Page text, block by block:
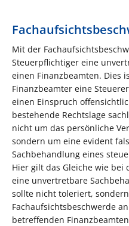
Mit der
Steuerpflichtiger eine
einen Finanzbeamten. Dies
Finanzbeamter eine
einen Einspruch
bestehende Rechtslage
nicht um das persönliche
sondern um eine evident
Sachbehandlung eines
Hier gilt das Gleiche wie bei
eine unvertretbare
sollte nicht toleriert,
Fachaufsichtsbeschwerde
betreffenden